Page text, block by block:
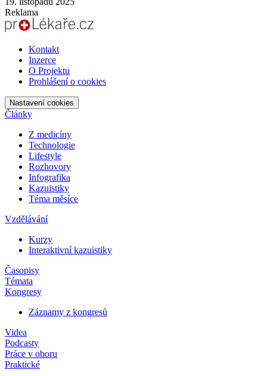
Reklama
Kontakt
Inzerce
O Projektu
Prohlášení o cookies
Nastavení cookies
Články
Z medicíny
Technologie
Lifestyle
Rozhovory
Infografika
Kazuistiky
Téma měsíce
Vzdělávání
Kurzy
Interaktivní kazuistiky
Časopisy
Témata
Kongresy
Záznamy z kongresů
Videa
Podcasty
Práce v oboru
Praktické